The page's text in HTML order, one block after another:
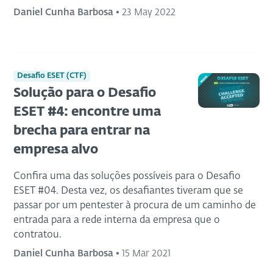
Daniel Cunha Barbosa • 23 May 2022
Desafio ESET (CTF)
Solução para o Desafio
ESET #4: encontre uma
brecha para entrar na
empresa alvo
Confira uma das soluções possíveis para o Desafio
ESET #04. Desta vez, os desafiantes tiveram que se
passar por um pentester à procura de um caminho de
entrada para a rede interna da empresa que o
contratou.
Daniel Cunha Barbosa • 15 Mar 2021